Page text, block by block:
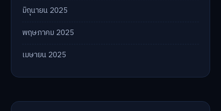
มิถุนายน 2025
พฤษภาคม 2025
เมษายน 2025